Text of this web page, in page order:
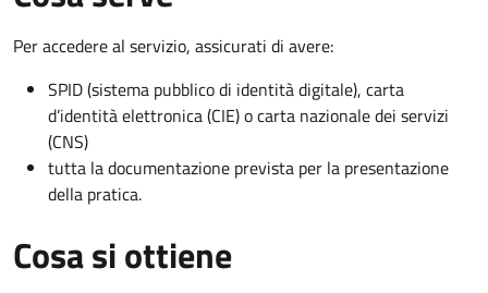
Per accedere al servizio, assicurati di avere:
SPID (sistema pubblico di identità digitale), carta
d’identità elettronica (CIE) o carta nazionale dei servizi
(CNS)
tutta la documentazione prevista per la presentazione
della pratica.
Cosa si ottiene